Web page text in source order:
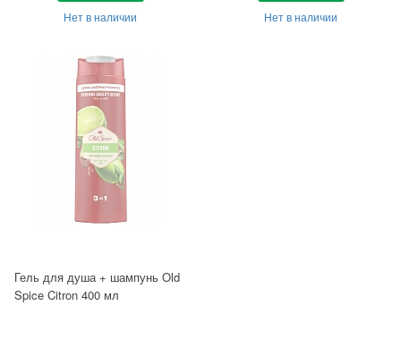
Нет в наличии Нет в наличии
Гель для душа + шампунь Old
Spice Citron 400 мл